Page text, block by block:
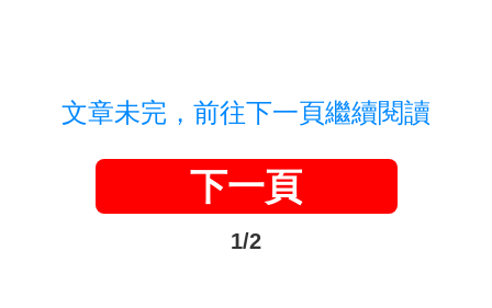
文章未完，前往下一頁繼續閱讀
下一頁
1/2